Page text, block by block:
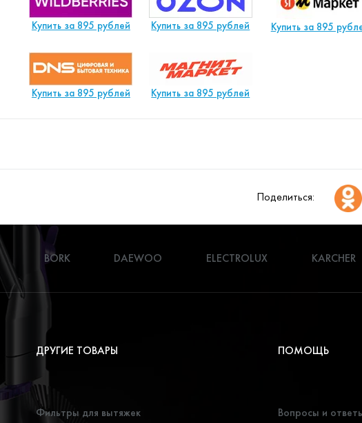
Купить за 895 рублей Купить за 895 рублей Купить за 895
Купить за 895 рублей Купить за 895 рублей
Поделиться:
BORK DAEWOO ELECTROLUX KARCHER
ДРУГИЕ ТОВАРЫ
Фильтры для вытяжек
ПОМОЩЬ
Вопросы и